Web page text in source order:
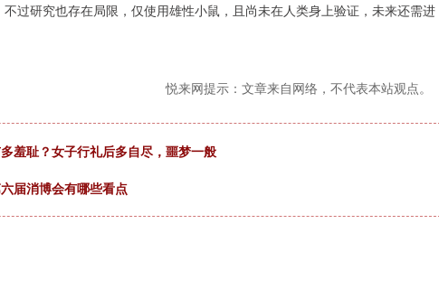
过研究也存在局限，仅使用雄性小鼠，且尚未在人类身上验证，未来还需进
悦来网提示：文章来自网络，不代表本站观点。
羞耻？女子行礼后多自尽，噩梦一般
届消博会有哪些看点